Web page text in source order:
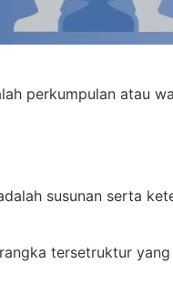
perkumpulan atau
susunan serta
tersetruktur